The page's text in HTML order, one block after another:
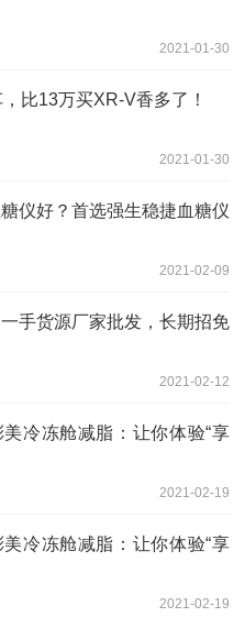
2021-01-30
比13万买XR-V香多了！
2021-01-30
仪好？首选强生稳捷血糖仪
2021-02-09
手货源厂家批发，长期招免
2021-02-12
冷冻舱减脂：让你体验“享
2021-02-19
冷冻舱减脂：让你体验“享
2021-02-19